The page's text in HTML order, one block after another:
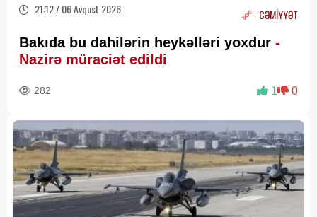
21:12 / 06 Avqust 2026 CƏMİYYƏT
Bakıda bu dahilərin heykəlləri yoxdur -
Nazirə müraciət edildi
282 1 0